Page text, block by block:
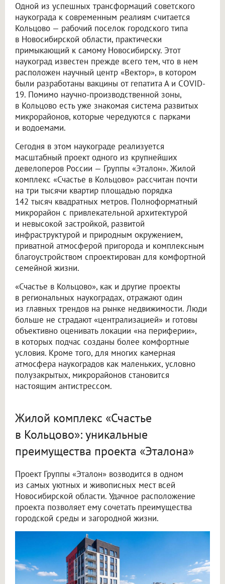
Одной из успешных трансформаций советского
наукограда к современным реалиям считается
Кольцово — рабочий поселок городского типа
в Новосибирской области, практически
примыкающий к самому Новосибирску. Этот
наукоград известен прежде всего тем, что в нем
расположен научный центр «Вектор», в котором
были разработаны вакцины от гепатита А и COVID-
19. Помимо научно-производственной зоны,
в Кольцово есть уже знакомая система развитых
микрорайонов, которые чередуются с парками
и водоемами.
Сегодня в этом наукограде реализуется
масштабный проект одного из крупнейших
девелоперов России — Группы «Эталон». Жилой
комплекс «Счастье в Кольцово» рассчитан почти
на три тысячи квартир площадью порядка
142 тысяч квадратных метров. Полноформатный
микрорайон с привлекательной архитектурой
и невысокой застройкой, развитой
инфраструктурой и природным окружением,
приватной атмосферой пригорода и комплексным
благоустройством спроектирован для комфортной
семейной жизни.
«Счастье в Кольцово», как и другие проекты
в региональных наукоградах, отражают один
из главных трендов на рынке недвижимости. Люди
больше не страдают «централизацией» и готовы
объективно оценивать локации «на периферии»,
в которых подчас созданы более комфортные
условия. Кроме того, для многих камерная
атмосфера наукоградов как маленьких, условно
полузакрытых, микрорайонов становится
настоящим антистрессом.
Жилой комплекс «Счастье
в Кольцово»: уникальные
преимущества проекта «Эталона»
Проект Группы «Эталон» возводится в одном
из самых уютных и живописных мест всей
Новосибирской области. Удачное расположение
проекта позволяет ему сочетать преимущества
городской среды и загородной жизни.